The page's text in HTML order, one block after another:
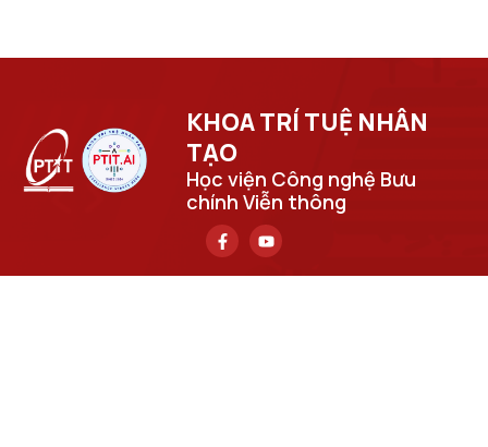
KHOA TRÍ TUỆ NHÂN
TẠO​
Học viện Công nghệ Bưu
chính Viễn thông